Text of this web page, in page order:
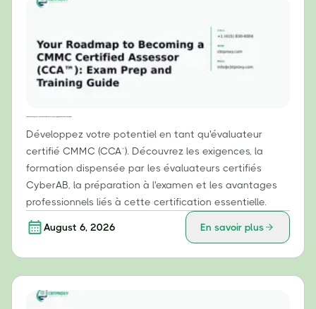
Développez votre potentiel en tant qu'évaluateur
certifié CMMC (CCA™). Découvrez les exigences, la
formation dispensée par les évaluateurs certifiés
CyberAB, la préparation à l'examen et les avantages
professionnels liés à cette certification essentielle.
August 6, 2026 En savoir plus